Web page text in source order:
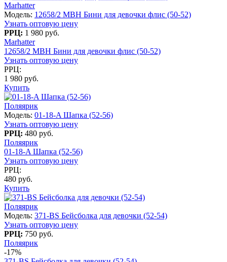
Marhatter
Модель: 12658/2 MBH Бини для девочки флис (50-52)
Узнать оптовую цену
РРЦ: 1 980 руб.
Marhatter
12658/2 MBH Бини для девочки флис (50-52)
Узнать оптовую цену
РРЦ:
1 980 руб.
Купить
Поляярик
Модель: 01-18-A Шапка (52-56)
Узнать оптовую цену
РРЦ: 480 руб.
Поляярик
01-18-A Шапка (52-56)
Узнать оптовую цену
РРЦ:
480 руб.
Купить
Поляярик
Модель: 371-BS Бейсболка для девочки (52-54)
Узнать оптовую цену
РРЦ: 750 руб.
Поляярик
-17%